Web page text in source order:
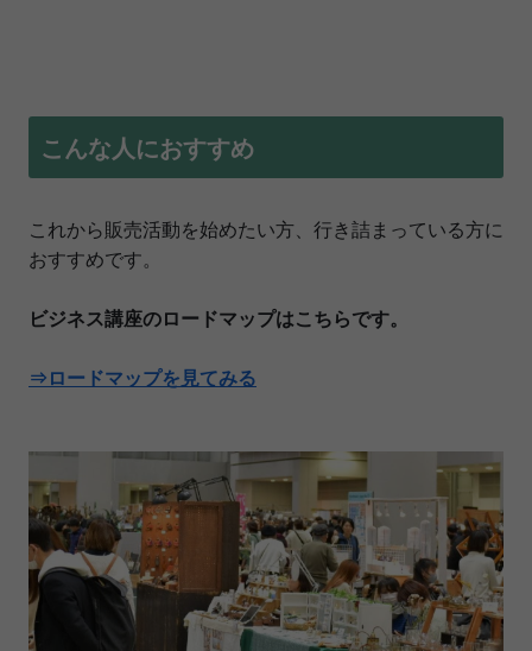
こんな人におすすめ
これから販売活動を始めたい方、行き詰まっている方に
おすすめです。
ビジネス講座のロードマップはこちらです。
⇒ロードマップを見てみる